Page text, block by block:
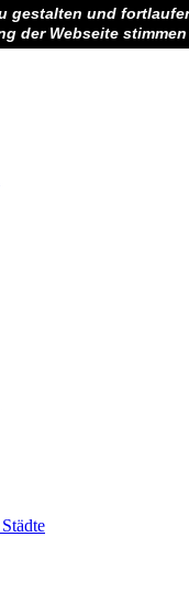
gestalten und
der Webseite